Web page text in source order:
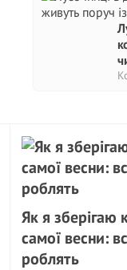
Як я зберігаю
самої весни:
роблять